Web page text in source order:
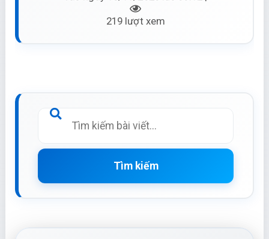
219 lượt xem
Tìm kiếm